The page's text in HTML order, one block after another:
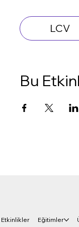
LCV
Bu
Etkinlikler Eğitimler